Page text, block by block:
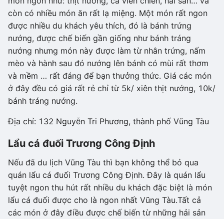
còn có nhiều món ăn rất lạ miệng. Một món rất ngon
được nhiều du khách yêu thích, đó là bánh trứng
nướng, được chế biến gần giống như bánh tráng
nướng nhưng món này được làm từ nhân trứng, nấm
mèo và hành sau đó nướng lên bánh có mùi rất thơm
và mềm … rất đáng để bạn thưởng thức. Giá các món
ở đây đều có giá rất rẻ chỉ từ 5k/ xiên thịt nướng, 10k/
bánh tráng nướng.
Địa chỉ: 132 Nguyễn Tri Phương, thành phố Vũng Tàu
Lẩu cá đuối Trương Công Định
Nếu đã du lịch Vũng Tàu thì bạn không thể bỏ qua
quán lẩu cá đuối Trương Công Định. Đây là quán lẩu
tuyệt ngon thu hút rất nhiều du khách đặc biệt là món
lẩu cá đuối được cho là ngon nhất Vũng Tàu.Tất cả
các món ở đây điều được chế biến từ những hải sản